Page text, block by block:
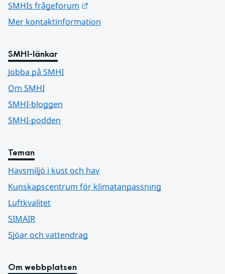
SMHIs frågeforum
Mer kontaktinformation
SMHI-länkar
Jobba på SMHI
Om SMHI
SMHI-bloggen
SMHI-podden
Teman
Havsmiljö i kust och hav
Kunskapscentrum för klimatanpassning
Luftkvalitet
SIMAIR
Sjöar och vattendrag
Om webbplatsen